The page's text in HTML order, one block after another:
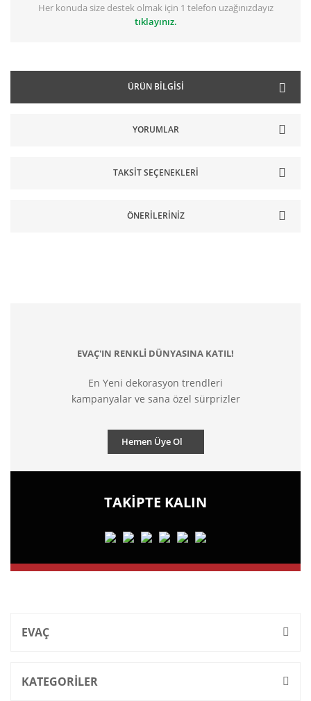
Her konuda size destek olmak için 1 telefon uzağınızdayız
tıklayınız.
ÜRÜN BILGISI
YORUMLAR
TAKSIT SEÇENEKLERI
ÖNERILERINIZ
EVAÇ'IN RENKLİ DÜNYASINA KATIL!
En Yeni dekorasyon trendleri
kampanyalar ve sana özel sürprizler
Hemen Üye Ol
TAKİPTE KALIN
EVAÇ
KATEGORİLER